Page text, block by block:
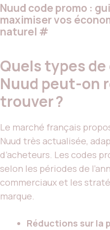
Nuud code promo :
maximiser vos
naturel #
Quels types
Nuud peut-on
trouver ?
Le marché français
Nuud très actualisée,
d’acheteurs. Les codes
selon les périodes de
commerciaux et les
marque.
Réductions sur la